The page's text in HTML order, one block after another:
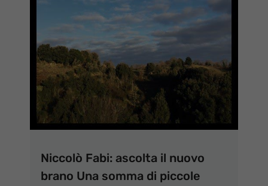
Niccolò Fabi: ascolta il nuovo
brano Una somma di piccole